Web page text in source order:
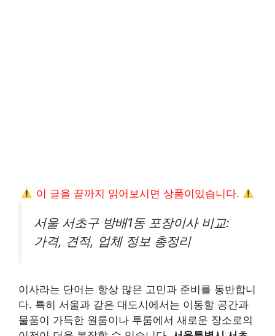
이 글을 끝까지 읽어보시면 상품이있습니다.
서울 서초구 방배1동 포장이사 비교:
가격, 견적, 업체 정보 총정리
이사라는 단어는 항상 많은 고민과 준비를 동반합니
다. 특히 서울과 같은 대도시에서는 이동할 공간과
물품이 가득한 원룸이나 투룸에서 새로운 장소로의